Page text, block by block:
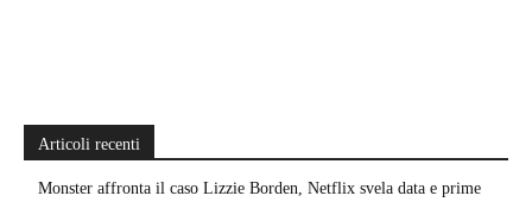
Articoli recenti
Monster affronta il caso Lizzie Borden, Netflix svela data e prime